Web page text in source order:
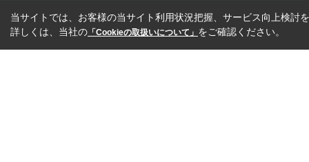
当サイトでは、お客様の当サイト利用状況把握、サービス向上検討
詳しくは、当社の 「Cookieの取扱いについて」 をご確認ください。